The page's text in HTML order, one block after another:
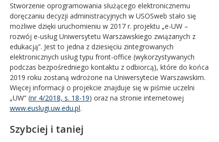
Stworzenie oprogramowania służącego elektronicznemu
doręczaniu decyzji administracyjnych w USOSweb stało się
możliwe dzięki uruchomieniu w 2017 r. projektu „e-UW –
rozwój e-usług Uniwersytetu Warszawskiego związanych z
edukacją”. Jest to jedna z dziesięciu zintegrowanych
elektronicznych usług typu front-office (wykorzystywanych
podczas bezpośredniego kontaktu z odbiorcą), które do końca
2019 roku zostaną wdrożone na Uniwersytecie Warszawskim.
Więcej informacji o projekcie znajduje się w piśmie uczelni
„UW” (nr 4/2018, s. 18-19) oraz na stronie internetowej
www.euslugi.uw.edu.pl.
Szybciej i taniej